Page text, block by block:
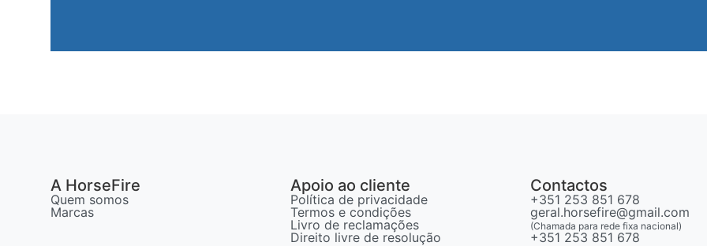
A HorseFire
Quem somos
Marcas
Apoio ao cliente
Política de privacidade
Termos e condições
Livro de reclamações
Direito livre de resolução
Contactos
+351 253 851 678
geral.horsefire@gmail.com
(Chamada para rede fixa nacional)
+351 253 851 678